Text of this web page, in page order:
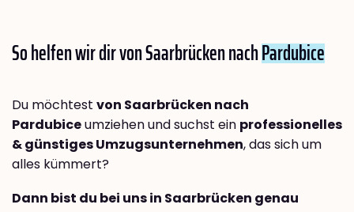
So helfen wir dir von Saarbrücken nachPardubice
Du möchtest von Saarbrücken nach
Pardubiceumziehen und suchst ein professionelles
& günstiges Umzugsunternehmen, das sich um
alles kümmert?
Dann bist du bei uns in Saarbrücken genau